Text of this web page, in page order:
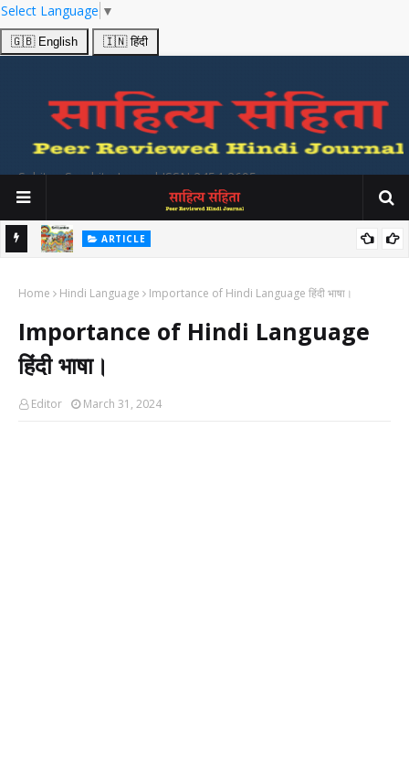
Select Language ▼
🇬🇧 English 🇮🇳 हिंदी
Sahitya Samhita Journal ISSN 2454-2695
ARTICLE
अध्ययन Folk Songs from India and Srilanka
Home Hindi Language Importance of Hindi Language हिंदी भाषा।
Importance of Hindi Language
हिंदी भाषा।
Editor March 31, 2024